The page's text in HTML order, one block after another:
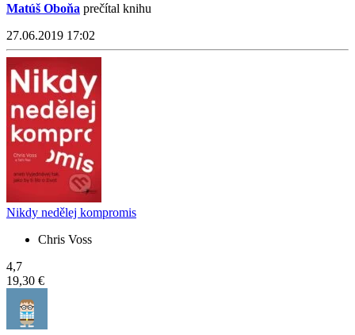
Matúš Oboňa prečítal knihu
27.06.2019 17:02
Nikdy nedělej kompromis
Chris Voss
4,7
19,30 €